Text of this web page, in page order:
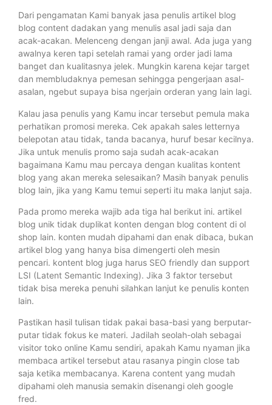
Dari pengamatan Kami banyak jasa penulis artikel blog
blog content dadakan yang menulis asal jadi saja dan
acak-acakan. Melenceng dengan janji awal. Ada juga yang
awalnya keren tapi setelah ramai yang order jadi lama
banget dan kualitasnya jelek. Mungkin karena kejar target
dan membludaknya pemesan sehingga pengerjaan asal-
asalan, ngebut supaya bisa ngerjain orderan yang lain lagi.
Kalau jasa penulis yang Kamu incar tersebut pemula maka
perhatikan promosi mereka. Cek apakah sales letternya
belepotan atau tidak, tanda bacanya, huruf besar kecilnya.
Jika untuk menulis promo saja sudah acak-acakan
bagaimana Kamu mau percaya dengan kualitas kontent
blog yang akan mereka selesaikan? Masih banyak penulis
blog lain, jika yang Kamu temui seperti itu maka lanjut saja.
Pada promo mereka wajib ada tiga hal berikut ini. artikel
blog unik tidak duplikat konten dengan blog content di ol
shop lain. konten mudah dipahami dan enak dibaca, bukan
artikel blog yang hanya bisa dimengerti oleh mesin
pencari. kontent blog juga harus SEO friendly dan support
LSI (Latent Semantic Indexing). Jika 3 faktor tersebut
tidak bisa mereka penuhi silahkan lanjut ke penulis konten
lain.
Pastikan hasil tulisan tidak pakai basa-basi yang berputar-
putar tidak fokus ke materi. Jadilah seolah-olah sebagai
visitor toko online Kamu sendiri, apakah Kamu nyaman jika
membaca artikel tersebut atau rasanya pingin close tab
saja ketika membacanya. Karena content yang mudah
dipahami oleh manusia semakin disenangi oleh google
fred.